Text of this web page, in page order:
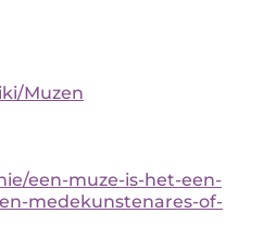
Muzen
een-muze-is-het-een-
medekunstenares-of-